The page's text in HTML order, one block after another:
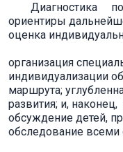
Диагностика
ориентиры
оценка
организация
индивидуализации
маршрута;
развития; и,
обсуждение детей,
обследование всеми